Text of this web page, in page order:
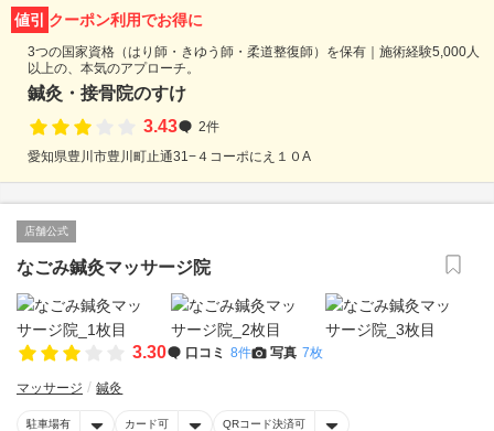
値引 クーポン利用でお得に
3つの国家資格（はり師・きゆう師・柔道整復師）を保有｜施術経験5,000人
以上の、本気のアプローチ。
鍼灸・接骨院のすけ
3.43
2件
愛知県豊川市豊川町止通31−４コーポにえ１０A
店舗公式
なごみ鍼灸マッサージ院
3.30 口コミ 8件 写真 7枚
マッサージ 鍼灸
駐車場有 カード可 QRコード決済可